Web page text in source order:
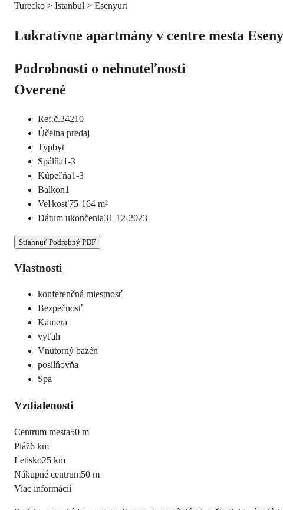
Turecko > Istanbul > Esenyurt
Lukratívne apartmány v centre mesta
Podrobnosti o nehnuteľnosti
Overené
Ref.č.34210
Účelna predaj
Typbyt
Spálňa1-3
Kúpeľňa1-3
Balkón1
Veľkosť75-164 m²
Dátum ukončenia31-12-2023
Stiahnuť Podrobný PDF
Vlastnosti
konferenčná miestnosť
Bezpečnosť
Kamera
výťah
Vnútorný bazén
posilňovňa
Spa
Vzdialenosti
Centrum mesta50 m
Pláž6 km
Letisko25 km
Nákupné centrum50 m
Viac informácií